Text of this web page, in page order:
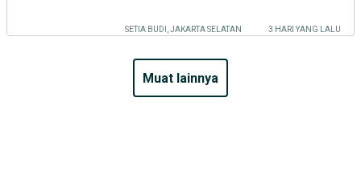
SETIA BUDI, JAKARTA SELATAN 3 HARI YANG LALU
muat lainnya